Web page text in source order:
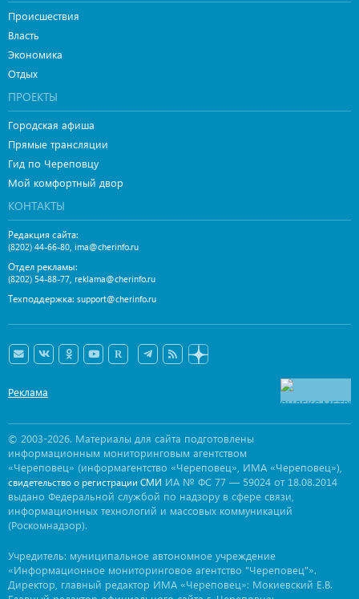
Происшествия
Власть
Экономика
Отдых
ПРОЕКТЫ
Городская афиша
Прямые трансляции
Гид по Череповцу
Мой комфортный двор
КОНТАКТЫ
Редакция сайта:
(8202) 44-66-80, ima@cherinfo.ru
Отдел рекламы:
(8202) 54-88-77, reklama@cherinfo.ru
Техподдержка: support@cherinfo.ru
Реклама
© 2003-2026. Материалы для сайта подготовлены
информационным мониторинговым агентством
«Череповец» (информагентство «Череповец», ИМА «Череповец»),
свидетельство о регистрации СМИ ИА № ФС 77 — 59024 от 18.08.2014
выдано Федеральной службой по надзору в сфере связи,
информационных технологий и массовых коммуникаций
(Роскомнадзор).
Учредитель: муниципальное автономное учреждение
«Информационное мониторинговое агентство "Череповец"».
Директор, главный редактор ИМА «Череповец»: Мокиевский Е.В.